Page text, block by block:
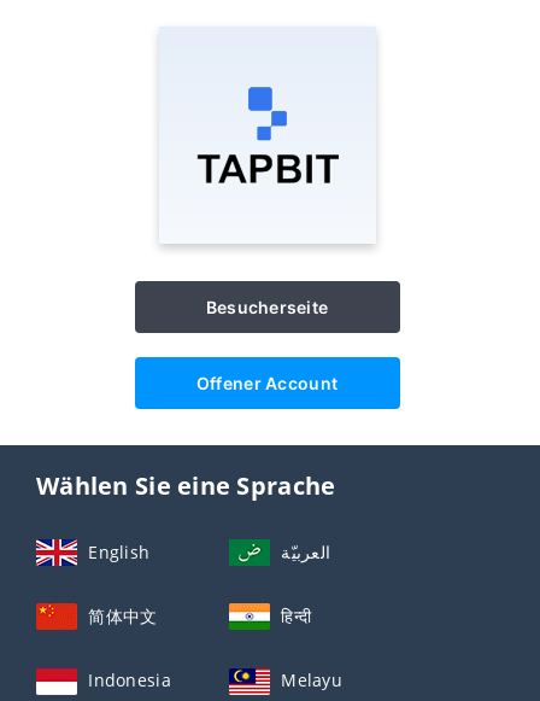
Besucherseite
Offener Account
Wählen Sie eine Sprache
English العربيّة
简体中文 हिन्दी
Indonesia Melayu